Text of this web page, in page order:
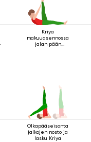
Kriya
makuuasennossa
jalan pään
Olkapääseisonta
jalkojen nosto ja
lasku Kriya